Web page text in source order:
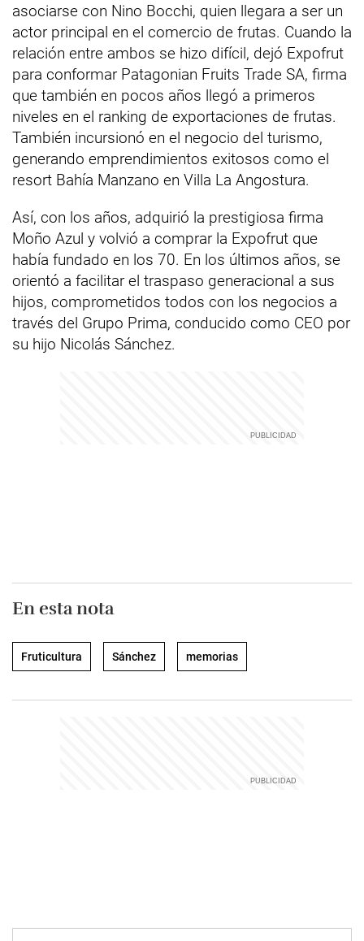
asociarse con Nino Bocchi, quien llegara a ser un
actor principal en el comercio de frutas. Cuando la
relación entre ambos se hizo difícil, dejó Expofrut
para conformar Patagonian Fruits Trade SA, firma
que también en pocos años llegó a primeros
niveles en el ranking de exportaciones de frutas.
También incursionó en el negocio del turismo,
generando emprendimientos exitosos como el
resort Bahía Manzano en Villa La Angostura.
Así, con los años, adquirió la prestigiosa firma
Moño Azul y volvió a comprar la Expofrut que
había fundado en los 70. En los últimos años, se
orientó a facilitar el traspaso generacional a sus
hijos, comprometidos todos con los negocios a
través del Grupo Prima, conducido como CEO por
su hijo Nicolás Sánchez.
En esta nota
Fruticultura Sánchez memorias